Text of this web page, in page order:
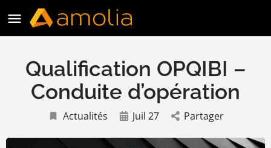
Qualification OPQIBI –
Conduite d’opération
Actualités Juil 27 Partager